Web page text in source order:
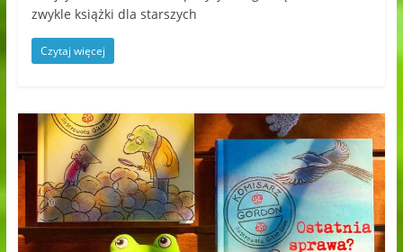
zwykle książki dla starszych
Czytaj więcej